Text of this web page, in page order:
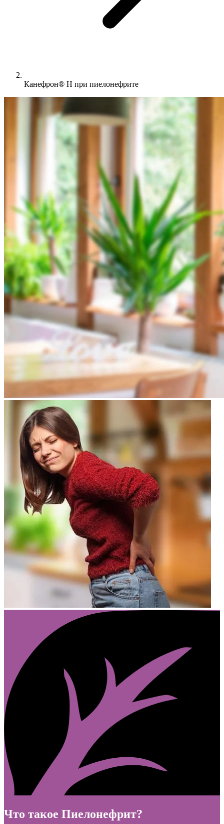
Канефрон® Н при пиелонефрите
Что такое Пиелонефрит?